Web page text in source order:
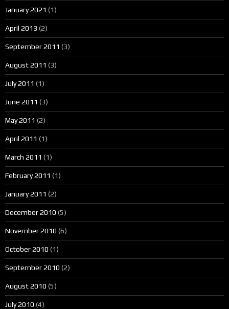
January 2021 (1)
April 2013 (2)
September 2011 (3)
August 2011 (3)
July 2011 (1)
June 2011 (3)
May 2011 (2)
April 2011 (1)
March 2011 (1)
February 2011 (1)
January 2011 (2)
December 2010 (5)
November 2010 (6)
October 2010 (1)
September 2010 (2)
August 2010 (5)
July 2010 (4)